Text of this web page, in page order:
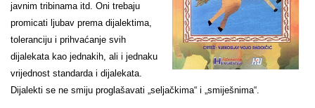
javnim tribinama itd. Oni trebaju
promicati ljubav prema dijalektima,
toleranciju i prihvaćanje svih
dijalekata kao jednakih, ali i jednaku
vrijednost standarda i dijalekata.
Dijalekti se ne smiju proglašavati „seljačkima“ i „smiješnima“.